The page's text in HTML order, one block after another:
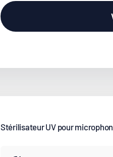
Stérilisateur UV pour